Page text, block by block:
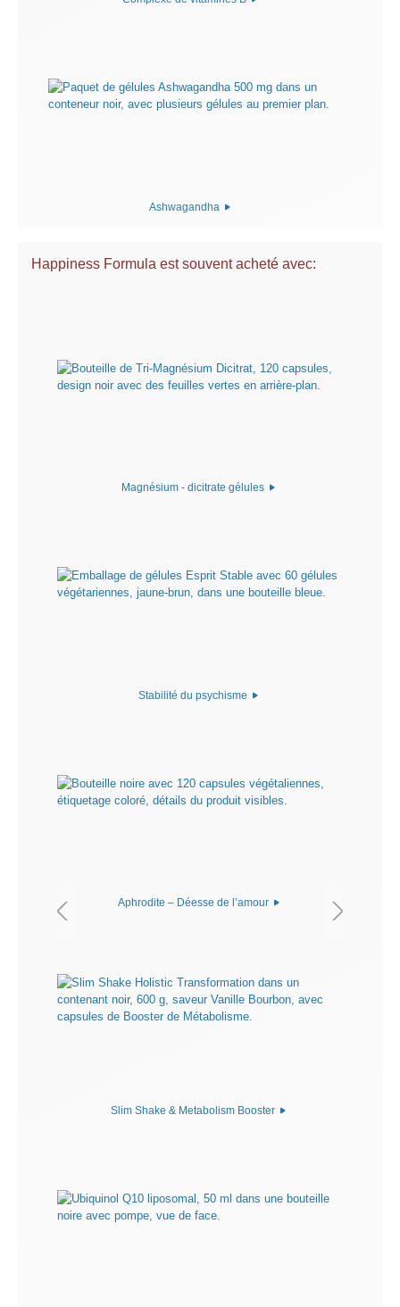
Ashwagandha
Happiness Formula est souvent acheté avec:
Magnésium - dicitrate gélules
Stabilité du psychisme
Aphrodite – Déesse de l’amour
Slim Shake & Metabolism Booster